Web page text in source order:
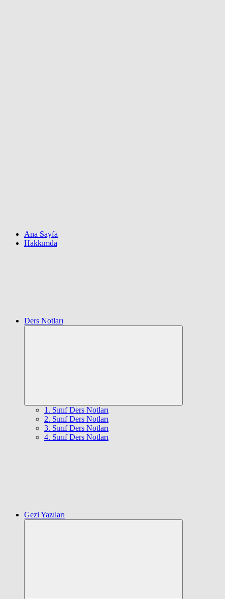
Ana Sayfa
Hakkımda
Ders Notları
1. Sınıf Ders Notları
2. Sınıf Ders Notları
3. Sınıf Ders Notları
4. Sınıf Ders Notları
Gezi Yazıları